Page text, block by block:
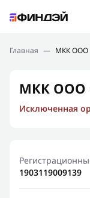
Подбор займа
Новости
Финансовое
Главная — МКК ООО
МКК ООО
Исключенная
1903119009139
Ошибка:
Спасибо, что
Мы свяжемся с
результат